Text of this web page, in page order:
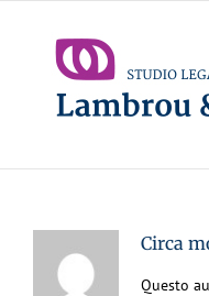
contenuto
Circa
Questo